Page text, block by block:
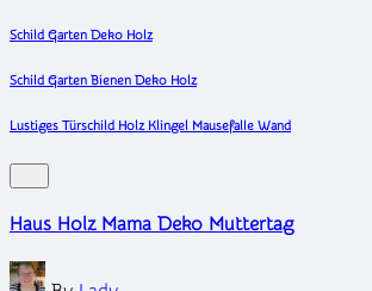
Schild Garten Deko Holz
Schild Garten Bienen Deko Holz
Lustiges Türschild Holz Klingel Mausefalle Wand
Haus Holz Mama Deko Muttertag
Posted